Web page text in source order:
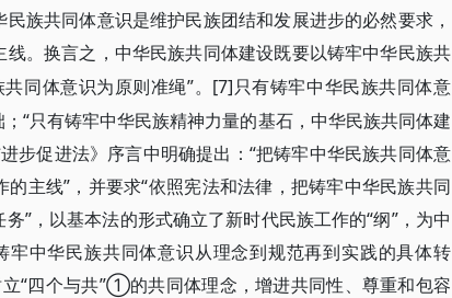
族共同体意识是维护民族团结和发展进步的必然要求，
。换言之，中华民族共同体建设既要以铸牢中华民族共
共同体意识为原则准绳”。[7]只有铸牢中华民族共同体意
“只有铸牢中华民族精神力量的基石，中华民族共同体建
步促进法》序言中明确提出：“把铸牢中华民族共同体意
主线”，并要求“依照宪法和法律，把铸牢中华民族共同
”，以基本法的形式确立了新时代民族工作的“纲”，为中
中华民族共同体意识从理念到规范再到实践的具体转
“四个与共”①的共同体理念，增进共同性、尊重和包容